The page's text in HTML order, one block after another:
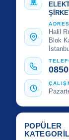
ADRES
Halil
Blok
POPÜLER